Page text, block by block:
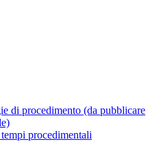
di procedimento (da pubblicare
procedimentali